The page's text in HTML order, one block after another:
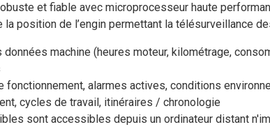
et fiable avec microprocesseur haute
la position de l’engin permettant la télésurveillance
machine (heures moteur, kilométrage,
fonctionnement, alarmes actives, conditions
cycles de travail, itinéraires / chronologie
sont accessibles depuis un ordinateur distant